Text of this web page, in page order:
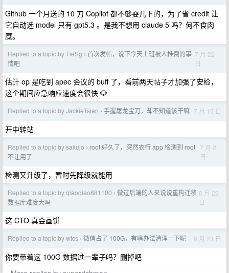
Github 一个月送的 10 刀 Copilot 都不够耍几下的，为了省 credit 让
它自动选 model 只有 gpt5.3 。是我不想用 claude 5 吗？何不食肉
糜。
Replied to a topic by TieSg › 首次发帖，说下今天上班被人推倒的事
情吧
7 月 22
日
估计 op 是吃到 apec 会议的 buff 了，看前两天帖子才加强了安检，
这个期间应急响应速度会很快 🐶
Replied to a topic by JackieTsien › 手握屠龙宝刀，却不知道该干嘛 7 月 15 日
开中转站
Replied to a topic by sakujo › root 好久了，突然农行 app 检测到 root
不让用了
7 月 2
日
检测又升级了，暂时先降级就能用
Replied to a topic by qiaoqiao881100 › 做过后端的人来说说重构迁移
数据库难度大吗
6 月 23
日
这 CTO 真会画饼
Replied to a topic by wtcs › 微信占了 100G，有啥办法清理一下呢 6 月 23 日
你要带着这 100G 数据过一辈子吗？删掉吧